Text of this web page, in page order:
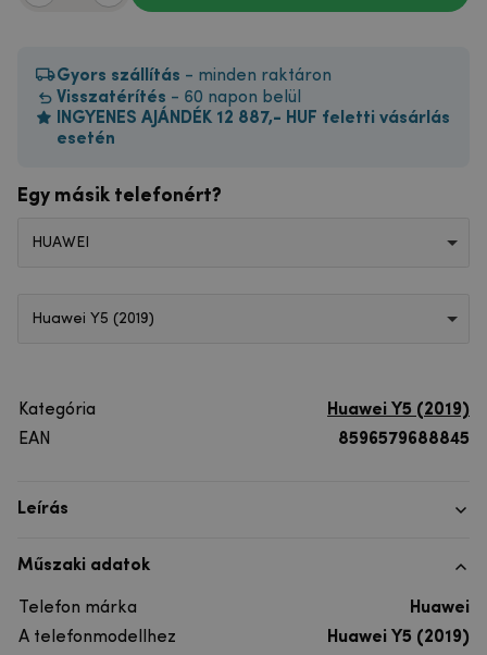
Gyors szállítás - minden raktáron
Visszatérítés - 60 napon belül
INGYENES AJÁNDÉK 12 887,- HUF feletti vásárlás
esetén
Egy másik telefonért?
HUAWEI
Huawei Y5 (2019)
Kategória
Huawei Y5 (2019)
EAN
8596579688845
Leírás
Műszaki adatok
Telefon márka
Huawei
A telefonmodellhez
Huawei Y5 (2019)